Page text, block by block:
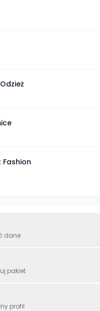
Fashion
dane
pakiet
profil